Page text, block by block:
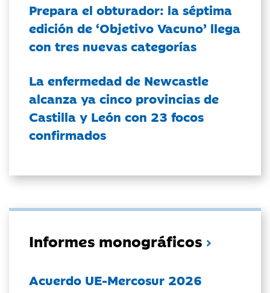
Prepara el obturador: la séptima
edición de ‘Objetivo Vacuno’ llega
con tres nuevas categorías
La enfermedad de Newcastle
alcanza ya cinco provincias de
Castilla y León con 23 focos
confirmados
Informes monográficos
Acuerdo UE-Mercosur 2026